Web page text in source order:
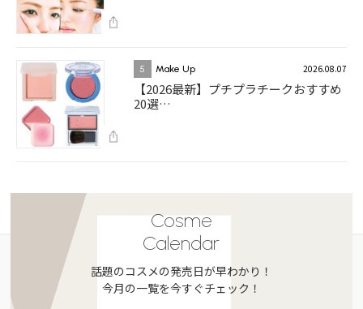
5 Make Up 2026.08.07
【2026最新】プチプラチークおすすめ
20選…
Cosme
Calendar
話題のコスメの発売日が早わかり！
今月の一覧を今すぐチェック！